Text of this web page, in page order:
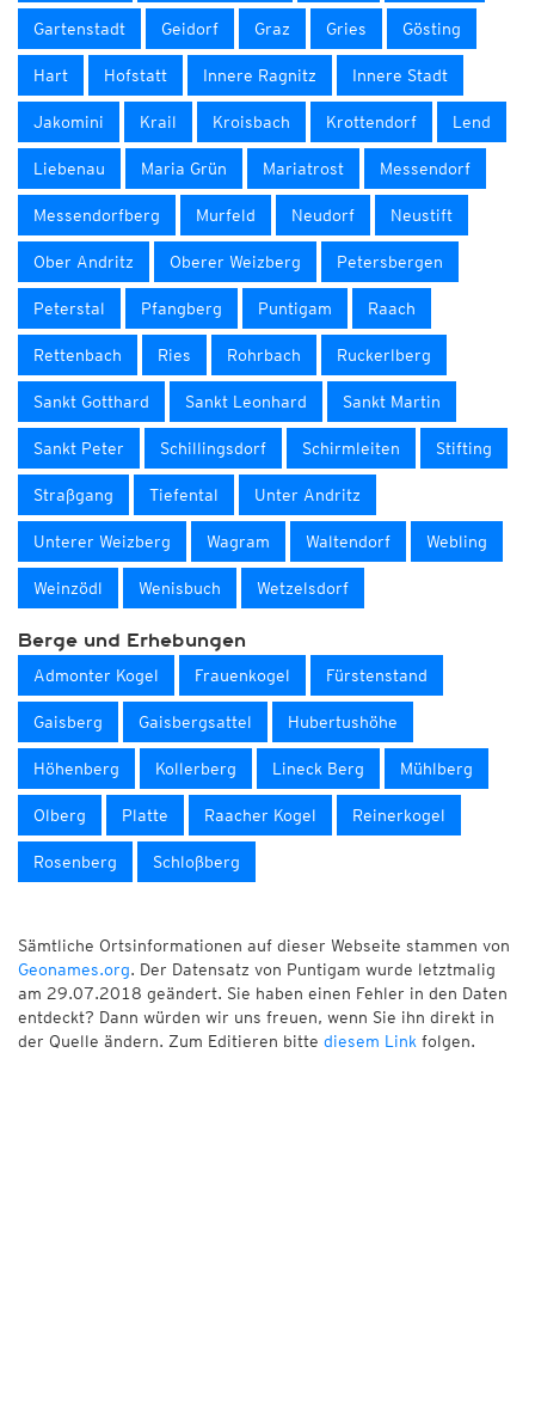
Gartenstadt Geidorf Graz Gries Gösting
Hart Hofstatt Innere Ragnitz Innere Stadt
Jakomini Krail Kroisbach Krottendorf Lend
Liebenau Maria Grün Mariatrost Messendorf
Messendorfberg Murfeld Neudorf Neustift
Ober Andritz Oberer Weizberg Petersbergen
Peterstal Pfangberg Puntigam Raach
Rettenbach Ries Rohrbach Ruckerlberg
Sankt Gotthard Sankt Leonhard Sankt Martin
Sankt Peter Schillingsdorf Schirmleiten Stifting
Straßgang Tiefental Unter Andritz
Unterer Weizberg Wagram Waltendorf Webling
Weinzödl Wenisbuch Wetzelsdorf
Berge und Erhebungen
Admonter Kogel Frauenkogel Fürstenstand
Gaisberg Gaisbergsattel Hubertushöhe
Höhenberg Kollerberg Lineck Berg Mühlberg
Olberg Platte Raacher Kogel Reinerkogel
Rosenberg Schloßberg
Sämtliche Ortsinformationen auf dieser Webseite stammen von
Geonames.org. Der Datensatz von Puntigam wurde letztmalig
am 29.07.2018 geändert. Sie haben einen Fehler in den Daten
entdeckt? Dann würden wir uns freuen, wenn Sie ihn direkt in
der Quelle ändern. Zum Editieren bitte diesem Link folgen.